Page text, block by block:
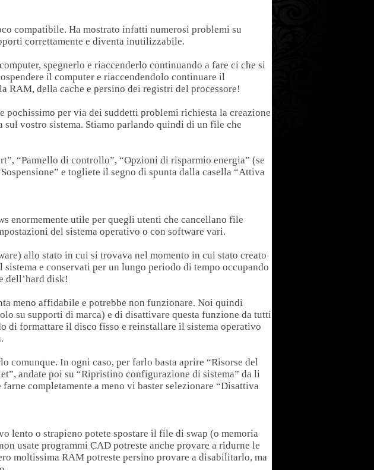
compatibile. Ha mostrato infatti numerosi problemi su
correttamente e diventa inutilizzabile.
spegnerlo e riaccenderlo continuando a fare ci che si
il computer e riaccendendolo continuare il
della cache e persino dei registri del processore!
per via dei suddetti problemi richiesta la creazione
vostro sistema. Stiamo parlando quindi di un file che
“Pannello di controllo”, “Opzioni di risparmio energia” (se
e togliete il segno di spunta dalla casella “Attiva
enormemente utile per quegli utenti che cancellano file
del sistema operativo o con software vari.
allo stato in cui si trovava nel momento in cui stato creato
e conservati per un lungo periodo di tempo occupando
dell’hard disk!
meno affidabile e potrebbe non funzionare. Noi quindi
su supporti di marca) e di disattivare questa funzione da tutti
di formattare il disco fisso e reinstallare il sistema operativo
comunque. In ogni caso, per farlo basta aprire “Risorse del
andate poi su “Ripristino configurazione di sistema” da li
completamente a meno vi baster selezionare “Disattiva
lento o strapieno potete spostare il file di swap (o memoria
usate programmi CAD potreste anche provare a ridurne le
moltissima RAM potreste persino provare a disabilitarlo, ma